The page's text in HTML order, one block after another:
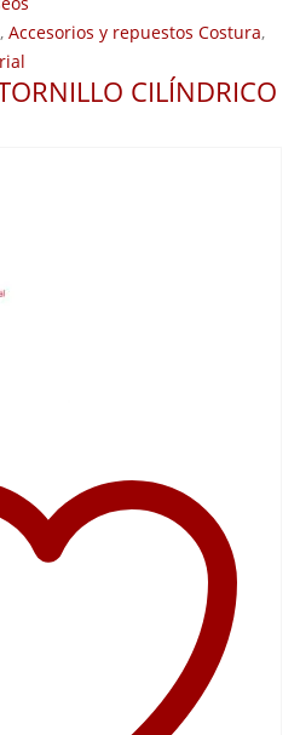
, Accesorios y repuestos Costura,
CILÍNDRICO